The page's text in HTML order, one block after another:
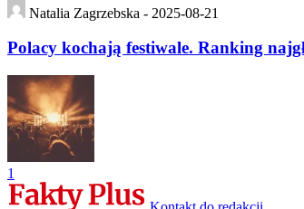
Natalia Zagrzebska - 2025-08-21
Polacy kochają festiwale. Ranking
1